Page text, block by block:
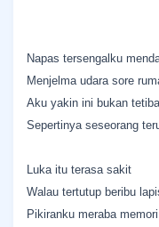
Napas tersengalku
Menjelma udara sore
Aku yakin ini bukan tetiba
Sepertinya seseorang
Luka itu terasa sakit
Walau tertutup beribu
Pikiranku meraba